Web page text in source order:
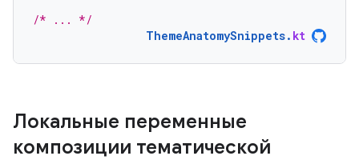
/* ... */
ThemeAnatomySnippets. kt
Локальные переменные
композиции тематической